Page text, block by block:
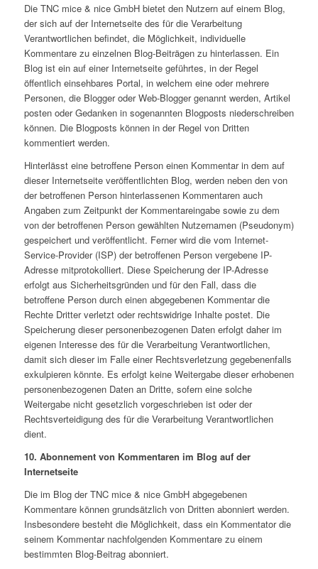
Die TNC mice & nice GmbH bietet den Nutzern auf einem Blog,
der sich auf der Internetseite des für die Verarbeitung
Verantwortlichen befindet, die Möglichkeit, individuelle
Kommentare zu einzelnen Blog-Beiträgen zu hinterlassen. Ein
Blog ist ein auf einer Internetseite geführtes, in der Regel
öffentlich einsehbares Portal, in welchem eine oder mehrere
Personen, die Blogger oder Web-Blogger genannt werden, Artikel
posten oder Gedanken in sogenannten Blogposts niederschreiben
können. Die Blogposts können in der Regel von Dritten
kommentiert werden.
Hinterlässt eine betroffene Person einen Kommentar in dem auf
dieser Internetseite veröffentlichten Blog, werden neben den von
der betroffenen Person hinterlassenen Kommentaren auch
Angaben zum Zeitpunkt der Kommentareingabe sowie zu dem
von der betroffenen Person gewählten Nutzernamen (Pseudonym)
gespeichert und veröffentlicht. Ferner wird die vom Internet-
Service-Provider (ISP) der betroffenen Person vergebene IP-
Adresse mitprotokolliert. Diese Speicherung der IP-Adresse
erfolgt aus Sicherheitsgründen und für den Fall, dass die
betroffene Person durch einen abgegebenen Kommentar die
Rechte Dritter verletzt oder rechtswidrige Inhalte postet. Die
Speicherung dieser personenbezogenen Daten erfolgt daher im
eigenen Interesse des für die Verarbeitung Verantwortlichen,
damit sich dieser im Falle einer Rechtsverletzung gegebenenfalls
exkulpieren könnte. Es erfolgt keine Weitergabe dieser erhobenen
personenbezogenen Daten an Dritte, sofern eine solche
Weitergabe nicht gesetzlich vorgeschrieben ist oder der
Rechtsverteidigung des für die Verarbeitung Verantwortlichen
dient.
10. Abonnement von Kommentaren im Blog auf der
Internetseite
Die im Blog der TNC mice & nice GmbH abgegebenen
Kommentare können grundsätzlich von Dritten abonniert werden.
Insbesondere besteht die Möglichkeit, dass ein Kommentator die
seinem Kommentar nachfolgenden Kommentare zu einem
bestimmten Blog-Beitrag abonniert.